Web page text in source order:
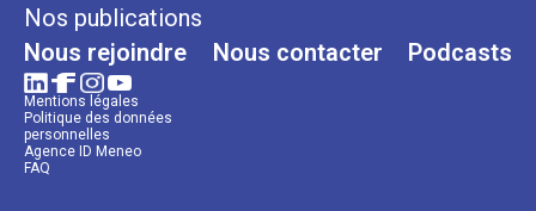
Nos publications
Nous rejoindre Nous contacter Podcasts
Mentions légales
Politique des données
personnelles
Agence ID Meneo
FAQ